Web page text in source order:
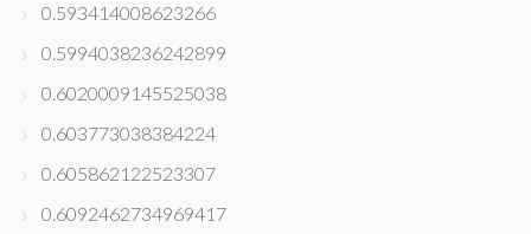
0.593414008623266
0.5994038236242899
0.6020009145525038
0.603773038384224
0.605862122523307
0.6092462734969417